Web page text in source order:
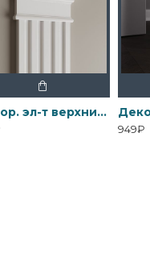
Декор. эл-т верхний Ultrawood арт. D 4200 (220x30x43)
949₽